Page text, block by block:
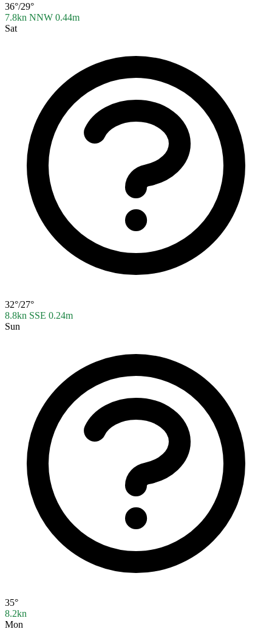
36°/29°
7.8kn NNW 0.44m
Sat
32°/27°
8.8kn SSE 0.24m
Sun
35°
8.2kn
Mon